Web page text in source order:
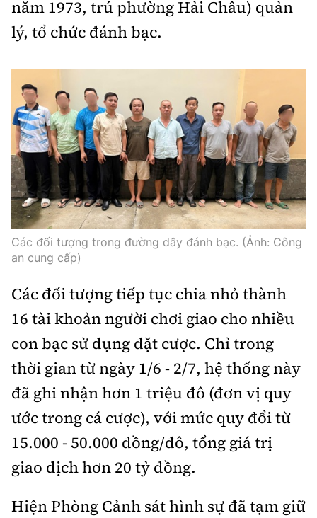
năm 1973, trú phường Hải Châu) quản
lý, tổ chức đánh bạc.
Các đối tượng trong đường dây đánh bạc. (Ảnh: Công
an cung cấp)
Các đối tượng tiếp tục chia nhỏ thành
16 tài khoản người chơi giao cho nhiều
con bạc sử dụng đặt cược. Chỉ trong
thời gian từ ngày 1/6 - 2/7, hệ thống này
đã ghi nhận hơn 1 triệu đô (đơn vị quy
ước trong cá cược), với mức quy đổi từ
15.000 - 50.000 đồng/đô, tổng giá trị
giao dịch hơn 20 tỷ đồng.
Hiện Phòng Cảnh sát hình sự đã tạm giữ